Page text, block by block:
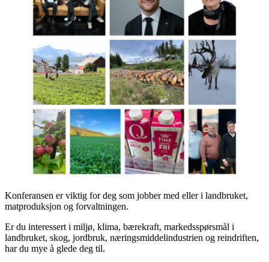
Konferansen er viktig for deg som jobber med eller i landbruket,
matproduksjon og forvaltningen.
Er du interessert i miljø, klima, bærekraft, markedsspørsmål i
landbruket, skog, jordbruk, næringsmiddelindustrien og reindriften,
har du mye å glede deg til.